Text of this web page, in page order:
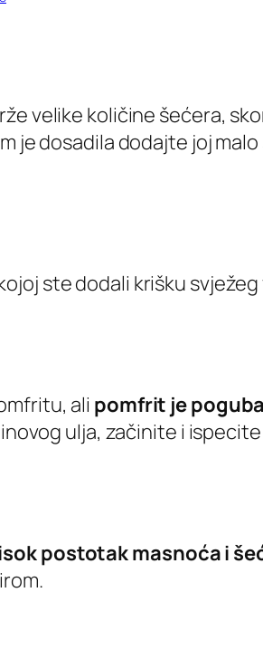
velike količine šećera,
je dosadila dodajte joj
ste dodali krišku
ali pomfrit je
ulja, začinite i
postotak masnoća i